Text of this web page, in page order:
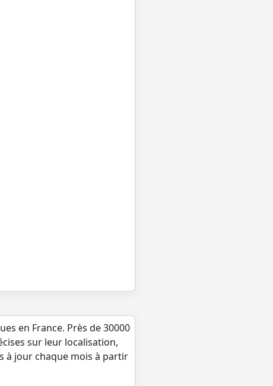
en France. Près de 30000
sur leur localisation,
à jour chaque mois à partir